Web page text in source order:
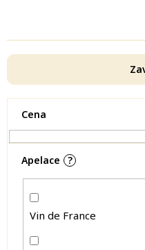
Cena
Apelace ?
Vin de France